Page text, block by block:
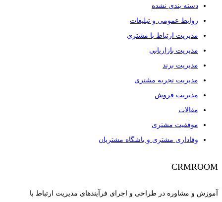
دسته بندی نشده
روابط عمومی و تبلیغات
مدیریت ارتباط با مشتری
مدیریت بازاریابی
مدیریت برند
مدیریت تجربه مشتری
مدیریت فروش
مقالات
موفقیت مشتری
وفاداری مشتری و باشگاه مشتریان
CRMROOM
آموزش و مشاوره در طراحی و اجرای فرآیندهای مدیریت ارتباط با